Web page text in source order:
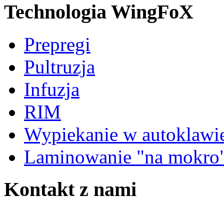
Technologia WingFoX
Prepregi
Pultruzja
Infuzja
RIM
Wypiekanie w
Laminowanie "na
Kontaktz nami